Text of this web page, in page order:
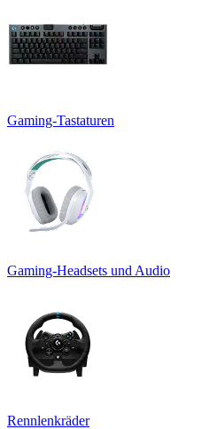
Gaming-Tastaturen
Gaming-Headsets und Audio
Rennlenkräder